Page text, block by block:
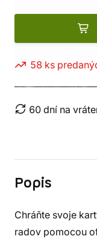
58 ks
60 dní na
Popis
Chráňte svoje
radov pomocou